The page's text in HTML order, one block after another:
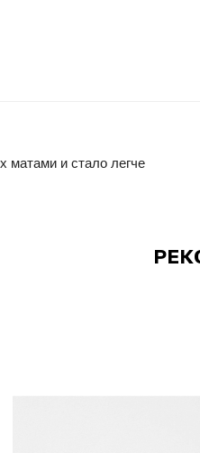
матами и стало легче